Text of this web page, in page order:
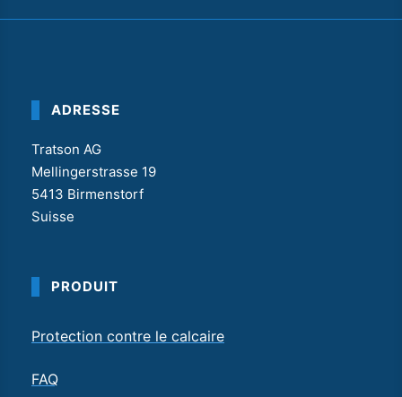
ADRESSE
Tratson AG
Mellingerstrasse 19
5413 Birmenstorf
Suisse
PRODUIT
Protection contre le calcaire
FAQ